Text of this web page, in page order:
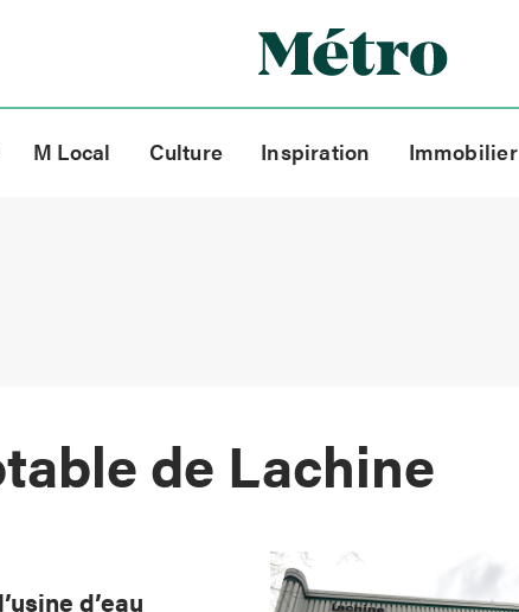
M Local Culture Inspiration Immobilier
de Lachine
d’eau